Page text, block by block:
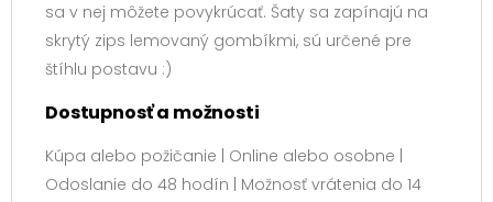
sa v nej môžete povykrúcať. Šaty sa zapínajú na
skrytý zips lemovaný gombíkmi, sú určené pre
štíhlu postavu :)
Dostupnosť a možnosti
Kúpa alebo požičanie | Online alebo osobne |
Odoslanie do 48 hodín | Možnosť vrátenia do 14